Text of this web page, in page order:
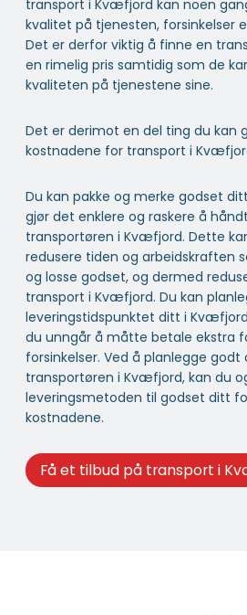
transport i Kvæfjord kan noen
kvalitet på tjenesten, forsinkelser
Det er derfor viktig å finne en
en rimelig pris samtidig som de
kvaliteten på tjenestene sine.
Det er derimot en del ting du kan
kostnadene for transport i
Du kan pakke og merke godset
gjør det enklere og raskere å
transportøren i Kvæfjord. Dette
redusere tiden og arbeidskraften
og losse godset, og dermed
transport i Kvæfjord. Du kan
leveringstidspunktet ditt i
du unngår å måtte betale ekstra
forsinkelser. Ved å planlegge
transportøren i Kvæfjord, kan du
leveringsmetoden til godset ditt
kostnadene.
Få et tilbud på transport i